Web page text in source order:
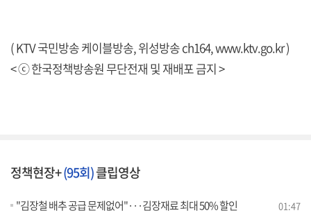
( KTV 국민방송 케이블방송, 위성방송 ch164,www.ktv.go.kr)
< ⓒ 한국정책방송원 무단전재 및 재배포 금지 >
정책현장+(95회)클립영상
"김장철 배추 공급 문제없어"···김장재료 최대 50% 할인 01:47